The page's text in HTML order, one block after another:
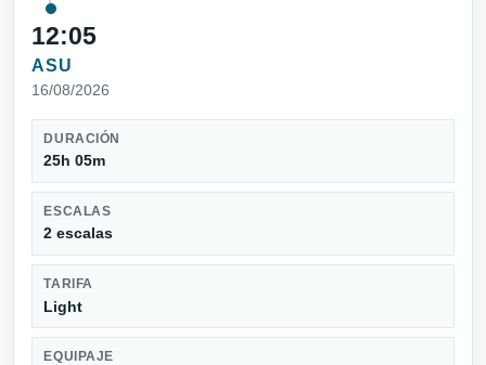
12:05
ASU
16/08/2026
DURACIÓN
25h 05m
ESCALAS
2 escalas
TARIFA
Light
EQUIPAJE